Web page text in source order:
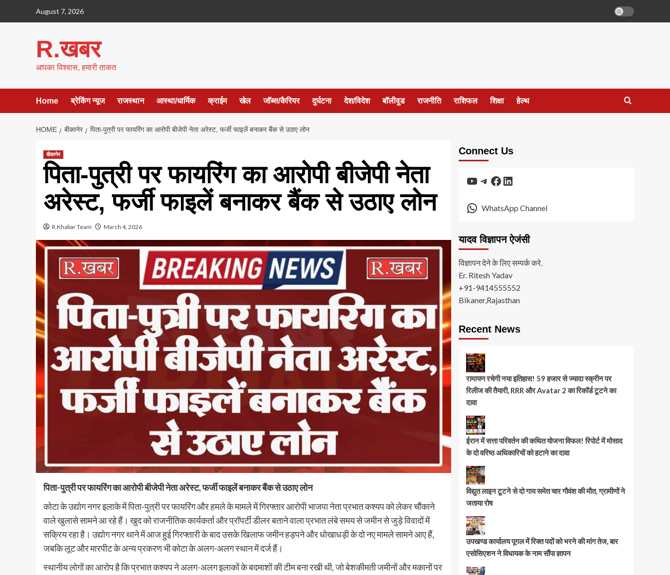
August 7, 2026
R.खबर
आपका विश्वास, हमारी ताकत
Home ब्रेकिंग न्यूज राजस्थान आस्था/धार्मिक क्राईम खेल जॉब्स/कैरियर दुर्घटना देश/विदेश बॉलीवुड राजनीति राशिफल शिक्षा हेल्थ
HOME बीकानेर पिता-पुत्री पर फायरिंग का आरोपी बीजेपी नेता अरेस्ट, फर्जी फाइलें बनाकर बैंक से उठाए लोन
बीकानेर
पिता-पुत्री पर फायरिंग का आरोपी बीजेपी नेता
अरेस्ट, फर्जी फाइलें बनाकर बैंक से उठाए लोन
R.Khabar Team March 4, 2026
पिता-पुत्री पर फायरिंग का आरोपी बीजेपी नेता अरेस्ट, फर्जी फाइलें बनाकर बैंक से उठाए लोन
कोटा के उद्योग नगर इलाके में पिता-पुत्री पर फायरिंग और हमले के मामले में गिरफ्तार आरोपी भाजपा नेता प्रभात कश्यप को लेकर चौंकाने
वाले खुलासे सामने आ रहे हैं। खुद को राजनीतिक कार्यकर्ता और प्रॉपर्टी डीलर बताने वाला प्रभात लंबे समय से जमीन से जुड़े विवादों में
सक्रिय रहा है। उद्योग नगर थाने में आज हुई गिरफ्तारी के बाद उसके खिलाफ जमीन हड़पने और धोखाधड़ी के दो नए मामले सामने आए हैं,
जबकि लूट और मारपीट के अन्य प्रकरण भी कोटा के अलग-अलग स्थान में दर्ज हैं।
स्थानीय लोगों का आरोप है कि प्रभात कश्यप ने अलग-अलग इलाकों के बदमाशों की टीम बना रखी थी, जो बेशकीमती जमीनों और मकानों पर
Connect Us
YouTube
Telegram
Facebook
LinkedIn
WhatsApp Channel
यादव विज्ञापन ऐजंसी
विज्ञापन देने के लिए सम्पर्क करे.
Er. Ritesh Yadav
+91-9414555552
Bikaner,Rajasthan
Recent News
रामायण रचेगी नया इतिहास! 59 हजार से ज्यादा स्क्रीन पर
रिलीज की तैयारी, RRR और Avatar 2 का रिकॉर्ड टूटने का
दावा
ईरान में सत्ता परिवर्तन की कथित योजना विफल! रिपोर्ट में मोसाद
के दो वरिष्ठ अधिकारियों को हटाने का दावा
विद्युत लाइन टूटने से दो गाय समेत चार गौवंश की मौत, ग्रामीणों ने
जताया रोष
उपखण्ड कार्यालय पूगल में रिक्त पदों को भरने की मांग तेज, बार
एसोसिएशन ने विधायक के नाम सौंपा ज्ञापन